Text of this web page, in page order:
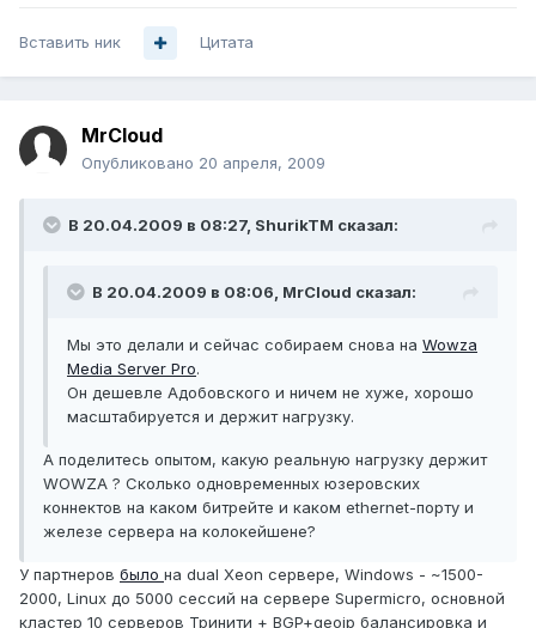
Вставить ник Цитата
MrCloud
Опубликовано 20 апреля, 2009
В 20.04.2009 в 08:27, ShurikTM сказал:
В 20.04.2009 в 08:06, MrCloud сказал:
Мы это делали и сейчас собираем снова на Wowza
Media Server Pro.
Он дешевле Адобовского и ничем не хуже, хорошо
масштабируется и держит нагрузку.
А поделитесь опытом, какую реальную нагрузку держит
WOWZA ? Сколько одновременных юзеровских
коннектов на каком битрейте и каком ethernet-порту и
железе сервера на колокейшене?
У партнеров было на dual Xeon сервере, Windows - ~1500-
2000, Linux до 5000 сессий на сервере Supermicro, основной
кластер 10 серверов Тринити + BGP+geoip балансировка и